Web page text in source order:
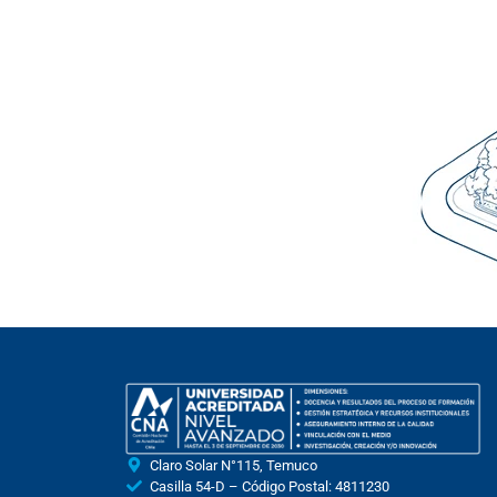
Claro Solar N°115, Temuco
Casilla 54-D – Código Postal: 4811230